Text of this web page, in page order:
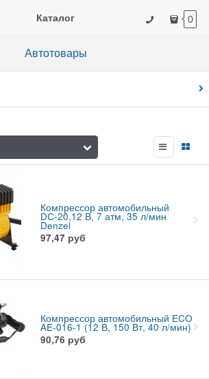
Каталог 0
Автотовары
Компрессор автомобильный
DС-20,12 В, 7 атм, 35 л/мин
Denzel
97,47 руб
Компрессор автомобильный ECO
AE-016-1 (12 В, 150 Вт, 40 л/мин)
90,76 руб